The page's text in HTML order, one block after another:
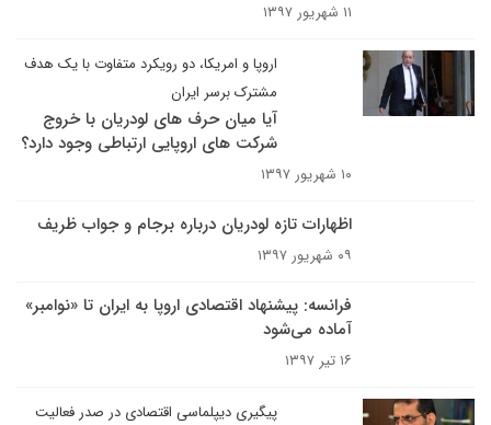
۱۱ شهریور ۱۳۹۷
اروپا و امریکا، دو رویکرد متفاوت با یک هدف
مشترک برسر ایران
آیا میان حرف های لودریان با خروج
شرکت های اروپایی ارتباطی وجود دارد؟
۱۰ شهریور ۱۳۹۷
اظهارات تازه لودریان درباره برجام و جواب ظریف
۰۹ شهریور ۱۳۹۷
فرانسه: پیشنهاد اقتصادی اروپا به ایران تا «نوامبر»
آماده می‌شود
۱۶ تیر ۱۳۹۷
پیگیری دیپلماسی اقتصادی در صدر فعالیت